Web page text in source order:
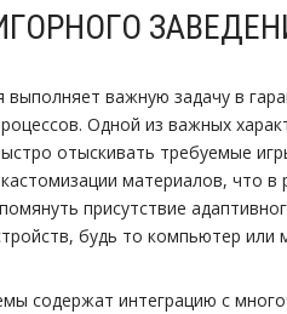
выполняет важную задачу в
Одной из важных
отыскивать требуемые
материалов, что в
присутствие
будь то компьютер
содержат интеграцию с